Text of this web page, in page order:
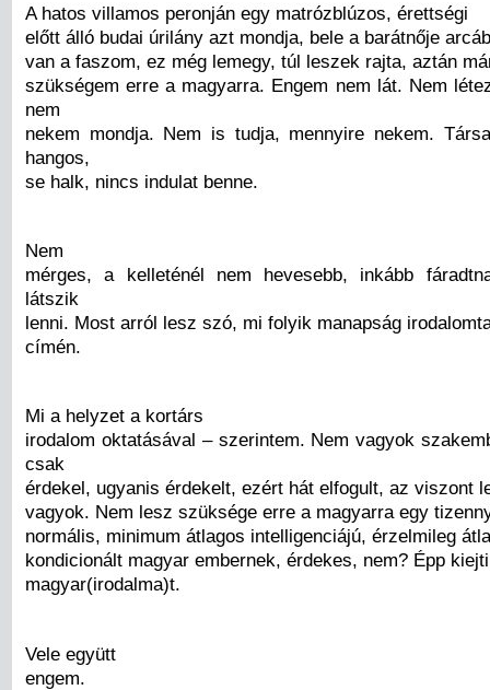
A hatos villamos peronján egy matrózblúzos, érettségi
előtt álló budai úrilány azt mondja, bele a barátnője
van a faszom, ez még lemegy, túl leszek rajta, aztán
szükségem erre a magyarra. Engem nem lát. Nem
nem
nekem mondja. Nem is tudja, mennyire nekem.
hangos,
se halk, nincs indulat benne.
Nem
mérges, a kelleténél nem hevesebb, inkább
látszik
lenni. Most arról lesz szó, mi folyik manapság
címén.
Mi a helyzet a kortárs
irodalom oktatásával – szerintem. Nem vagyok
csak
érdekel, ugyanis érdekelt, ezért hát elfogult, az viszont
vagyok. Nem lesz szüksége erre a magyarra egy
normális, minimum átlagos intelligenciájú, érzelmileg
kondicionált magyar embernek, érdekes, nem? Épp
magyar(irodalma)t.
Vele együtt
engem.